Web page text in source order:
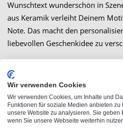
Wunschtext wunderschön in
aus Keramik verleiht Deinem
Note. Das macht den
liebevollen Geschenkidee zu
Großbestellung
Wir verwenden Cookies
Wir verwenden Cookies, um Inhalte und
Funktionen für soziale Medien anbieten
unsere Website zu analysieren. Sie
wenn Sie unsere Webseite weiterhin